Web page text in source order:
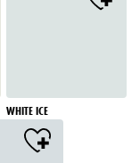
WHITE ICE